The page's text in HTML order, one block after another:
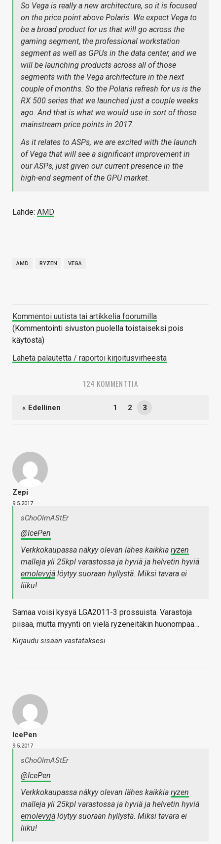
So Vega is really a new architecture, so it is focused
on the price point above Polaris. We expect Vega to
be a broad product for us that will go across the
gaming segment, the professional workstation
segment as well as GPUs in the data center, and we
will be launching products across all of those
segments with the Vega architecture in the next
couple of months. So the Polaris refresh for us is the
RX 500 series that we launched just a couple weeks
ago. And that is what we would use in sort of those
mainstream price points in 2017.
As it relates to ASPs, we are excited with the launch
of Vega that will see a significant improvement in
our ASPs, just given our current presence in the
high-end segment of the GPU market.
Lähde: AMD
AMD RYZEN VEGA
Kommentoi uutista tai artikkelia foorumilla
(Kommentointi sivuston puolella toistaiseksi pois
käytöstä)
Lähetä palautetta / raportoi kirjoitusvirheestä
124 KOMMENTTIA
« Edellinen 1 2 3
Zepi
9.5.2017
sChoOlmAStEr
@IcePen
Verkkokaupassa näkyy olevan lähes kaikkia ryzen
malleja yli 25kpl varastossa ja hyviä ja helvetin hyviä
emolevyjä löytyy suoraan hyllystä. Miksi tavara ei
liiku!
Samaa voisi kysyä LGA2011-3 prossuista. Varastoja
piisaa, mutta myynti on vielä ryzeneitäkin huonompaa…
Kirjaudu sisään vastataksesi
IcePen
9.5.2017
sChoOlmAStEr
@IcePen
Verkkokaupassa näkyy olevan lähes kaikkia ryzen
malleja yli 25kpl varastossa ja hyviä ja helvetin hyviä
emolevyjä löytyy suoraan hyllystä. Miksi tavara ei
liiku!